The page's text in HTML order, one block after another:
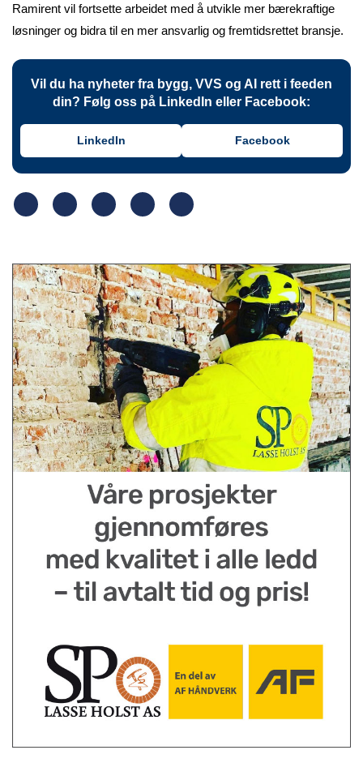
Ramirent vil fortsette arbeidet med å utvikle mer bærekraftige
løsninger og bidra til en mer ansvarlig og fremtidsrettet bransje.
Vil du ha nyheter fra bygg, VVS og AI rett i feeden
din? Følg oss på LinkedIn eller Facebook:
LinkedIn Facebook